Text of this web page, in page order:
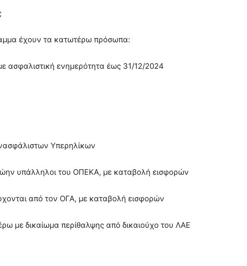
έχουν τα κατωτέρω πρόσωπα:
ασφαλιστική ενημερότητα έως 31/12/2024
Υπερηλίκων
υπάλληλοι του ΟΠΕΚΑ, με καταβολή εισφορών
από τον ΟΓΑ, με καταβολή εισφορών
με δικαίωμα περίθαλψης από δικαιούχο του ΛΑΕ